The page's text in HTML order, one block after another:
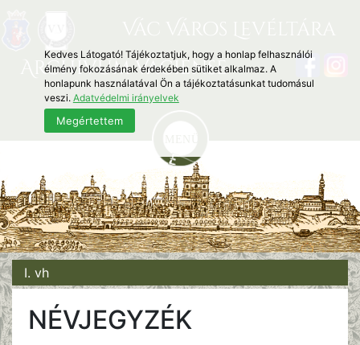
Archivum Vaciense
I. vh
NÉVJEGYZÉK
Kedves Látogató! Tájékoztatjuk, hogy a honlap felhasználói
élmény fokozásának érdekében sütiket alkalmaz. A
honlapunk használatával Ön a tájékoztatásunkat tudomásul
veszi. Adatvédelmi irányelvek
Megértettem